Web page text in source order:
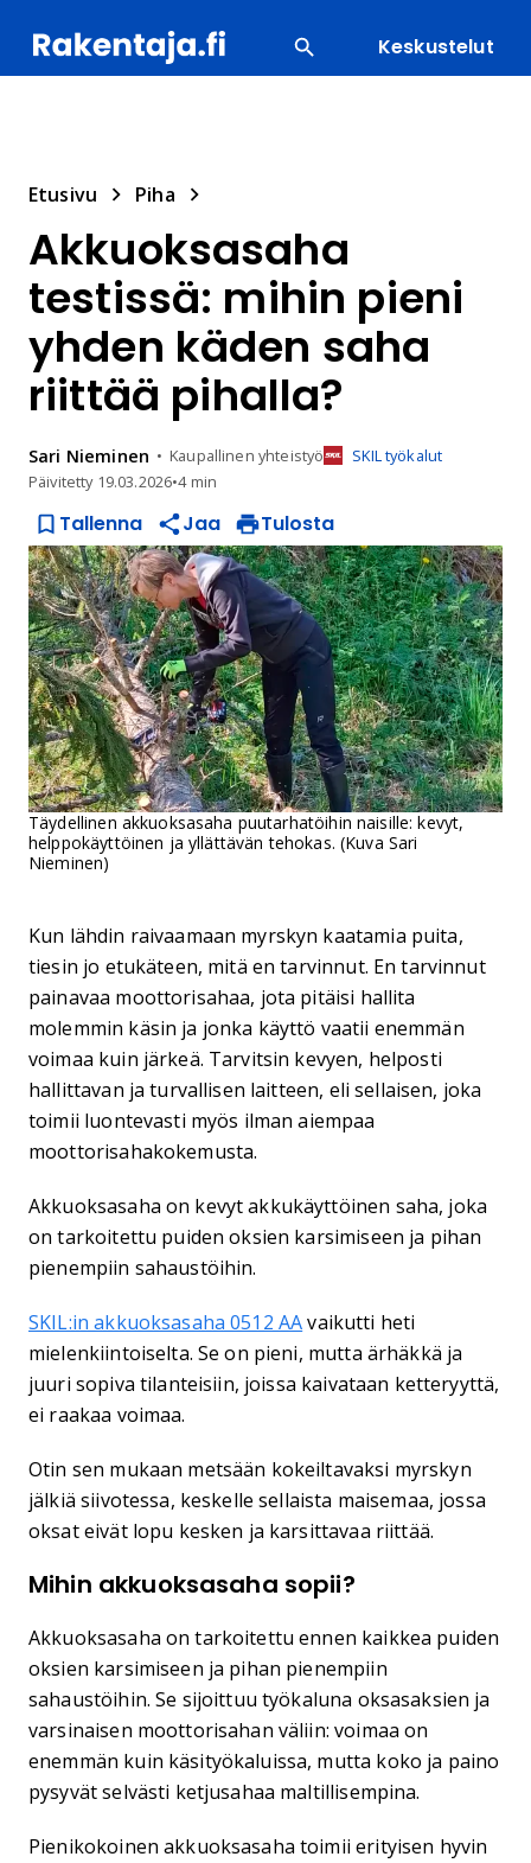
Keskustelut
Etusivu Piha
Akkuoksasaha
testissä: mihin pieni
yhden käden saha
riittää pihalla?
Sari Nieminen Kaupallinen yhteistyö
SKIL työkalut
Päivitetty 19.03.2026•4 min
Tallenna Jaa Tulosta
Täydellinen akkuoksasaha puutarhatöihin naisille: kevyt,
helppokäyttöinen ja yllättävän tehokas. (Kuva Sari
Nieminen)
Kun lähdin raivaamaan myrskyn kaatamia puita,
tiesin jo etukäteen, mitä en tarvinnut. En tarvinnut
painavaa moottorisahaa, jota pitäisi hallita
molemmin käsin ja jonka käyttö vaatii enemmän
voimaa kuin järkeä. Tarvitsin kevyen, helposti
hallittavan ja turvallisen laitteen, eli sellaisen, joka
toimii luontevasti myös ilman aiempaa
moottorisahakokemusta.
Akkuoksasaha on kevyt akkukäyttöinen saha, joka
on tarkoitettu puiden oksien karsimiseen ja pihan
pienempiin sahaustöihin.
SKIL:in akkuoksasaha 0512 AAvaikutti heti
mielenkiintoiselta. Se on pieni, mutta ärhäkkä ja
juuri sopiva tilanteisiin, joissa kaivataan ketteryyttä,
ei raakaa voimaa.
Otin sen mukaan metsään kokeiltavaksi myrskyn
jälkiä siivotessa, keskelle sellaista maisemaa, jossa
oksat eivät lopu kesken ja karsittavaa riittää.
Mihin akkuoksasaha sopii?
Akkuoksasaha on tarkoitettu ennen kaikkea puiden
oksien karsimiseen ja pihan pienempiin
sahaustöihin. Se sijoittuu työkaluna oksasaksien ja
varsinaisen moottorisahan väliin: voimaa on
enemmän kuin käsityökaluissa, mutta koko ja paino
pysyvät selvästi ketjusahaa maltillisempina.
Pienikokoinen akkuoksasaha toimii erityisen hyvin